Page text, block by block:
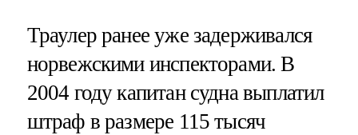
Траулер ранее уже задерживался
норвежскими инспекторами. В
2004 году капитан судна выплатил
штраф в размере 115 тысяч